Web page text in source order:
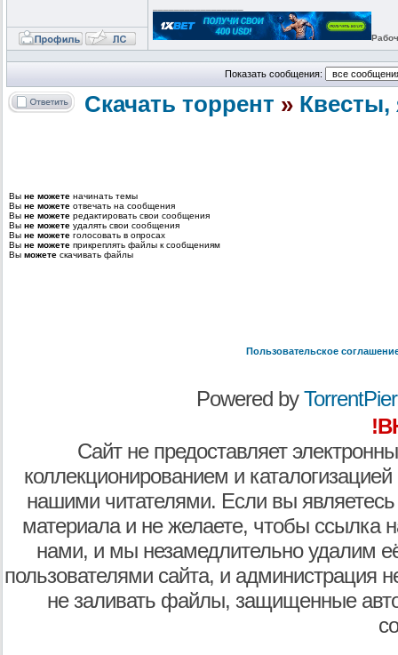
Показать сообщения:
Скачать торрент » Квесты,
Вы не можете начинать темы
Вы не можете отвечать на сообщения
Вы не можете редактировать свои сообщения
Вы не можете удалять свои сообщения
Вы не можете голосовать в опросах
Вы не можете прикреплять файлы к сообщениям
Вы можете скачивать файлы
Пользовательское
Powered by
Сайт не предоставляет
коллекционированием и
нашими читателями. Если вы являетесь
материала и не желаете, чтобы ссылка
нами, и мы незамедлительно удалим
пользователями сайта, и администрация
не заливать файлы, защищенные